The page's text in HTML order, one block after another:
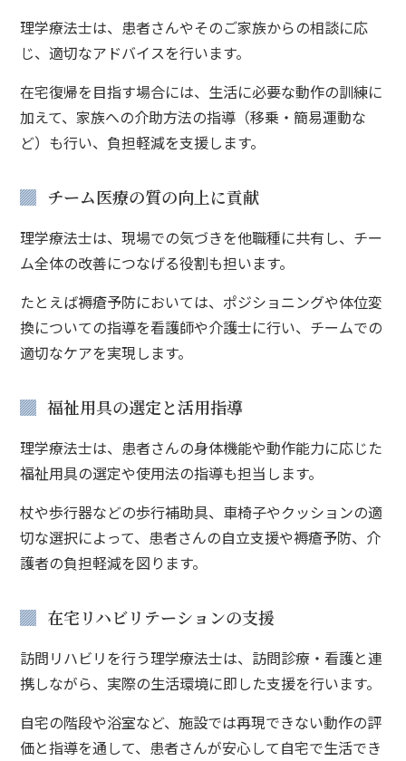
理学療法士は、患者さんやそのご家族からの相談に応
じ、適切なアドバイスを行います。
在宅復帰を目指す場合には、生活に必要な動作の訓練に
加えて、家族への介助方法の指導（移乗・簡易運動な
ど）も行い、負担軽減を支援します。
チーム医療の質の向上に貢献
理学療法士は、現場での気づきを他職種に共有し、チー
ム全体の改善につなげる役割も担います。
たとえば褥瘡予防においては、ポジショニングや体位変
換についての指導を看護師や介護士に行い、チームでの
適切なケアを実現します。
福祉用具の選定と活用指導
理学療法士は、患者さんの身体機能や動作能力に応じた
福祉用具の選定や使用法の指導も担当します。
杖や歩行器などの歩行補助具、車椅子やクッションの適
切な選択によって、患者さんの自立支援や褥瘡予防、介
護者の負担軽減を図ります。
在宅リハビリテーションの支援
訪問リハビリを行う理学療法士は、訪問診療・看護と連
携しながら、実際の生活環境に即した支援を行います。
自宅の階段や浴室など、施設では再現できない動作の評
価と指導を通して、患者さんが安心して自宅で生活でき